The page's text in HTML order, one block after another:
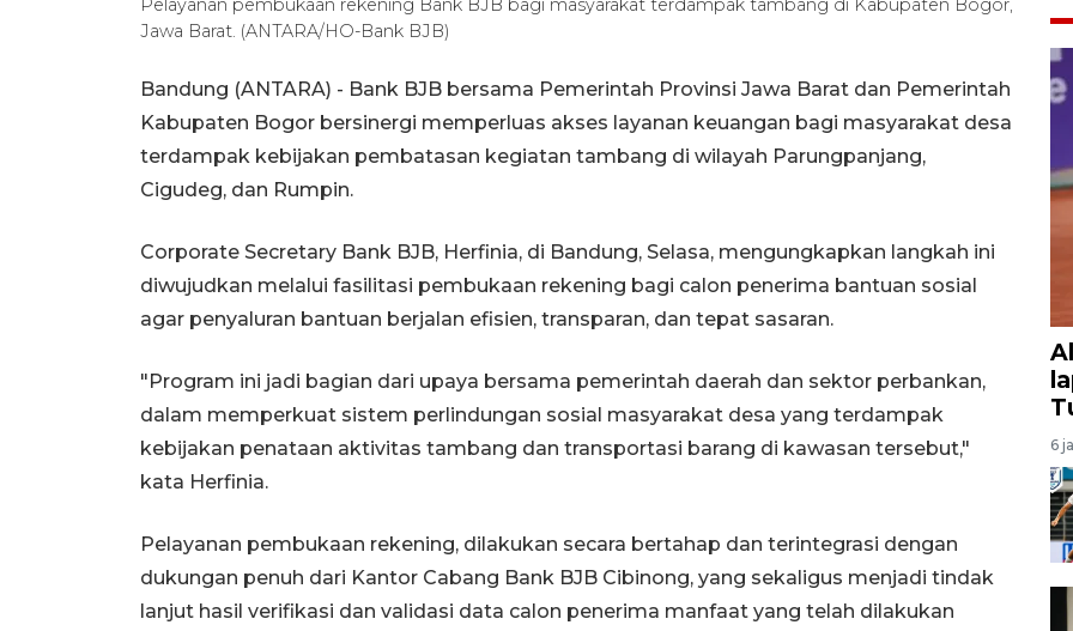
Pelayanan pembukaan rekening Bank BJB bagi masyarakat terdampak tambang di Kabupaten Bogor,
Jawa Barat. (ANTARA/HO-Bank BJB)
Bandung (ANTARA) - Bank BJB bersama Pemerintah Provinsi Jawa Barat dan Pemerintah
Kabupaten Bogor bersinergi memperluas akses layanan keuangan bagi masyarakat desa
terdampak kebijakan pembatasan kegiatan tambang di wilayah Parungpanjang,
Cigudeg, dan Rumpin.
Corporate Secretary Bank BJB, Herfinia, di Bandung, Selasa, mengungkapkan langkah ini
diwujudkan melalui fasilitasi pembukaan rekening bagi calon penerima bantuan sosial
agar penyaluran bantuan berjalan efisien, transparan, dan tepat sasaran.
"Program ini jadi bagian dari upaya bersama pemerintah daerah dan sektor perbankan,
dalam memperkuat sistem perlindungan sosial masyarakat desa yang terdampak
kebijakan penataan aktivitas tambang dan transportasi barang di kawasan tersebut,"
kata Herfinia.
Pelayanan pembukaan rekening, dilakukan secara bertahap dan terintegrasi dengan
dukungan penuh dari Kantor Cabang Bank BJB Cibinong, yang sekaligus menjadi tindak
lanjut hasil verifikasi dan validasi data calon penerima manfaat yang telah dilakukan
6